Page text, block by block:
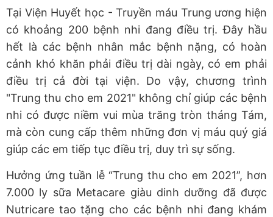
Tại Viện Huyết học - Truyền máu Trung ương hiện
có khoảng 200 bệnh nhi đang điều trị. Đây hầu
hết là các bệnh nhân mắc bệnh nặng, có hoàn
cảnh khó khăn phải điều trị dài ngày, có em phải
điều trị cả đời tại viện. Do vậy, chương trình
"Trung thu cho em 2021" không chỉ giúp các bệnh
nhi có được niềm vui mùa trăng tròn tháng Tám,
mà còn cung cấp thêm những đơn vị máu quý giá
giúp các em tiếp tục điều trị, duy trì sự sống.
Hưởng ứng tuần lễ “Trung thu cho em 2021”, hơn
7.000 ly sữa Metacare giàu dinh dưỡng đã được
Nutricare tao tặng cho các bệnh nhi đang khám